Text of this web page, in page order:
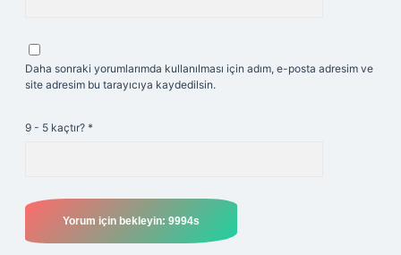
Daha sonraki yorumlarımda kullanılması için adım, e-posta adresim ve
site adresim bu tarayıcıya kaydedilsin.
9 - 5 kaçtır? *